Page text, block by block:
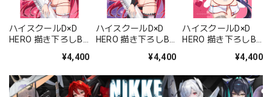
ハイスクールD×D
HERO 描き下ろしB2
ス・グレモリー/白
¥4,400
ハイスクールD×D
HERO 描き下ろしB2
ス・グレモリー/黒
¥4,400
ハイスクールD×D
HERO 描き下ろしB2
朱乃/白ナース)Wス
¥4,400